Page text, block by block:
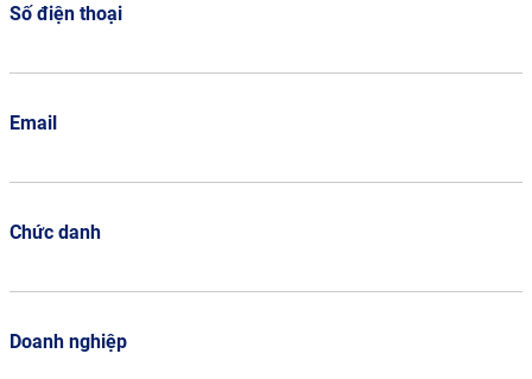
Số điện thoại
Email
Chức danh
Doanh nghiệp